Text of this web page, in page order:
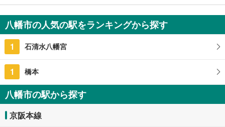
1,580万円
3SLDK
114.27m2（登記）
京都府八幡市男山指月
八幡市の人気の駅をランキングから探す
1 石清水八幡宮
1 橋本
八幡市の駅から探す
京阪本線